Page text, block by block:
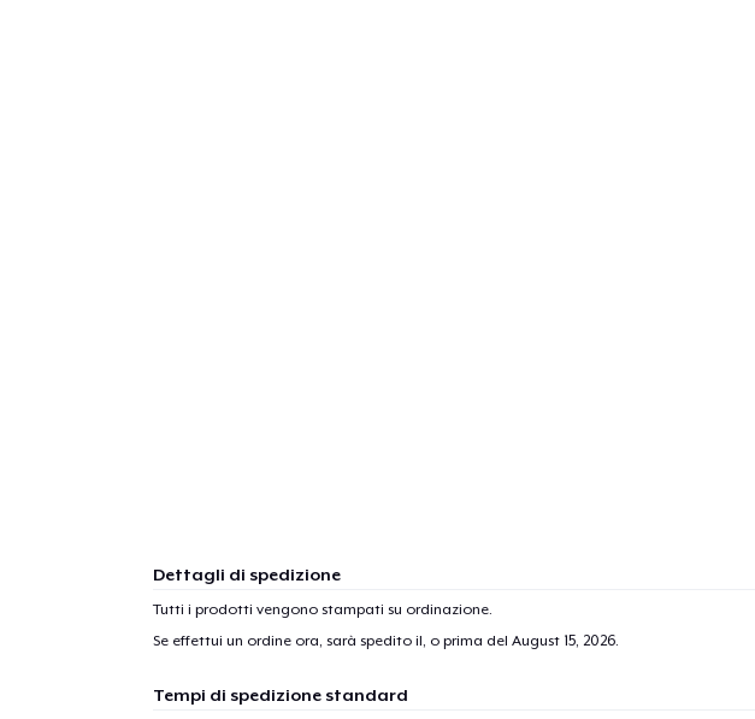
Dettagli di spedizione
Tutti i prodotti vengono stampati su ordinazione.
Se effettui un ordine ora, sarà spedito il, o prima del August 15, 2026.
Tempi di spedizione standard